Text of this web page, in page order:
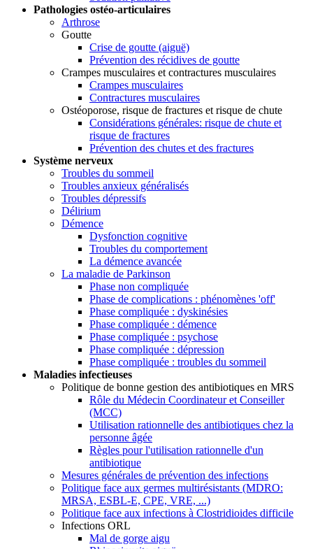
Pathologies ostéo-articulaires
Arthrose
Goutte
Crise de goutte (aiguë)
Prévention des récidives de goutte
Crampes musculaires et contractures musculaires
Crampes musculaires
Contractures musculaires
Ostéoporose, risque de fractures et risque de chute
Considérations générales: risque de chute et
risque de fractures
Prévention des chutes et des fractures
Système nerveux
Troubles du sommeil
Troubles anxieux généralisés
Troubles dépressifs
Délirium
Démence
Dysfonction cognitive
Troubles du comportement
La démence avancée
La maladie de Parkinson
Phase non compliquée
Phase de complications : phénomènes 'off'
Phase compliquée : dyskinésies
Phase compliquée : démence
Phase compliquée : psychose
Phase compliquée : dépression
Phase compliquée : troubles du sommeil
Maladies infectieuses
Politique de bonne gestion des antibiotiques en MRS
Rôle du Médecin Coordinateur et Conseiller
(MCC)
Utilisation rationnelle des antibiotiques chez la
personne âgée
Règles pour l'utilisation rationnelle d'un
antibiotique
Mesures générales de prévention des infections
Politique face aux germes multirésistants (MDRO:
MRSA, ESBL-E, CPE, VRE, ...)
Politique face aux infections à Clostridioides difficile
Infections ORL
Mal de gorge aigu